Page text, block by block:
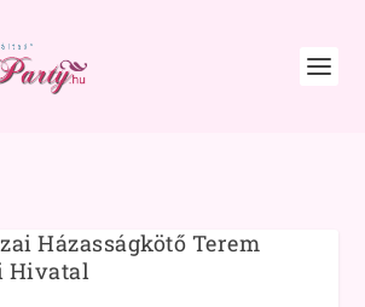
Házasságkötő Terem
Hivatal